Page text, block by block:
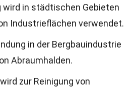
wird in städtischen Gebieten
Industrieflächen verwendet.
in der Bergbauindustrie
Abraumhalden.
zur Reinigung von